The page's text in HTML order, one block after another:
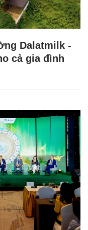
Dalatmilk -
cả gia đình